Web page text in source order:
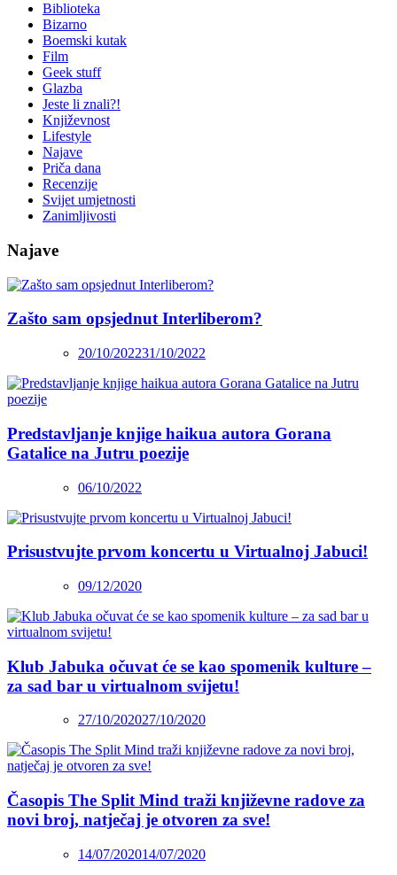
Biblioteka
Bizarno
Boemski kutak
Film
Geek stuff
Glazba
Jeste li znali?!
Književnost
Lifestyle
Najave
Priča dana
Recenzije
Svijet umjetnosti
Zanimljivosti
Najave
Zašto sam opsjednut Interliberom?
20/10/202231/10/2022
Predstavljanje knjige haikua autora Gorana
Gatalice na Jutru poezije
06/10/2022
Prisustvujte prvom koncertu u Virtualnoj Jabuci!
09/12/2020
Klub Jabuka očuvat će se kao spomenik kulture –
za sad bar u virtualnom svijetu!
27/10/202027/10/2020
Časopis The Split Mind traži književne radove za
novi broj, natječaj je otvoren za sve!
14/07/202014/07/2020